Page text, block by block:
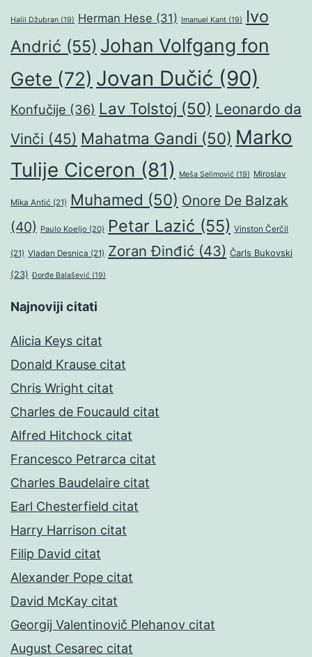
Halil Džubran (19) Herman Hese (31) Imanuel Kant (19)
Ivo
Andrić (55) Johan Volfgang fon
Gete (72) Jovan Dučić (90)
Konfučije (36) Lav Tolstoj (50) Leonardo da
Vinči (45) Mahatma Gandi (50) Marko
Tulije Ciceron (81) Meša Selimović (19) Miroslav
Mika Antić (21) Muhamed (50) Onore De Balzak
(40) Paulo Koeljo (20) Petar Lazić (55) Vinston Čerčil
(21) Vladan Desnica (21) Zoran Đinđić (43) Čarls Bukovski
(23) Đorđe Balašević (19)
Najnoviji citati
Alicia Keys citat
Donald Krause citat
Chris Wright citat
Charles de Foucauld citat
Alfred Hitchock citat
Francesco Petrarca citat
Charles Baudelaire citat
Earl Chesterfield citat
Harry Harrison citat
Filip David citat
Alexander Pope citat
David McKay citat
Georgij Valentinovič Plehanov citat
August Cesarec citat